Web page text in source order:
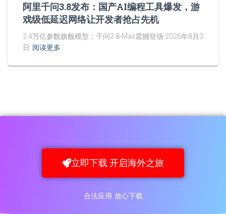
阿里千问3.8发布：国产AI编程工具爆发，游
戏级低延迟网络让开发者抢占先机
2.4万亿参数旗舰模型：千问3.8-Max震撼登场 2026年8月3
日 阅读更多
立即下载 开启海外之旅
合法应用 放心下载